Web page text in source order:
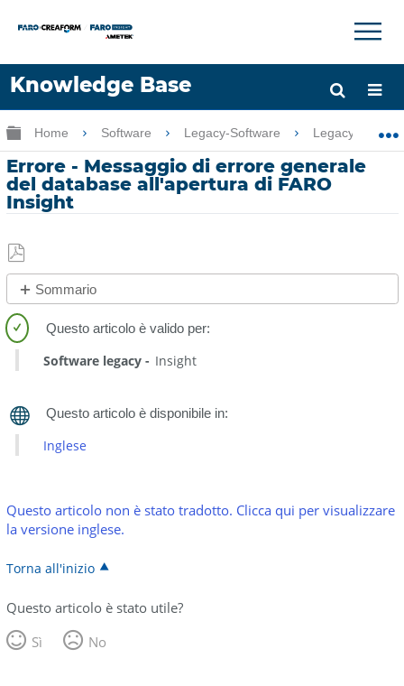
Knowledge Base
Lingua
Chiedere aiuto Accesso
×
Ingrandisci/riduci gerarchia globale
Home Software Legacy-Software Legacy-FARO
Errore - Messaggio di errore generale
del database all'apertura di FARO
Insight
Salva
come
PDF
Sommario
No
intestazioni
Software legacy Insight
Inglese
Questo articolo non è stato tradotto. Clicca qui per visualizzare
la versione inglese.
Torna all'inizio
Questo articolo è stato utile?
Sì
No